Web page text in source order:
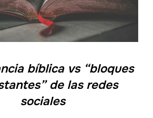
bíblica vs “bloques
de las redes
sociales